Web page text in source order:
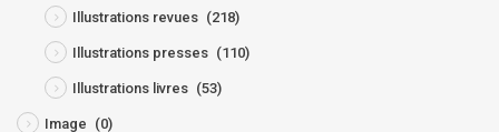
Illustrations revues (218)
Illustrations presses (110)
Illustrations livres (53)
Image (0)